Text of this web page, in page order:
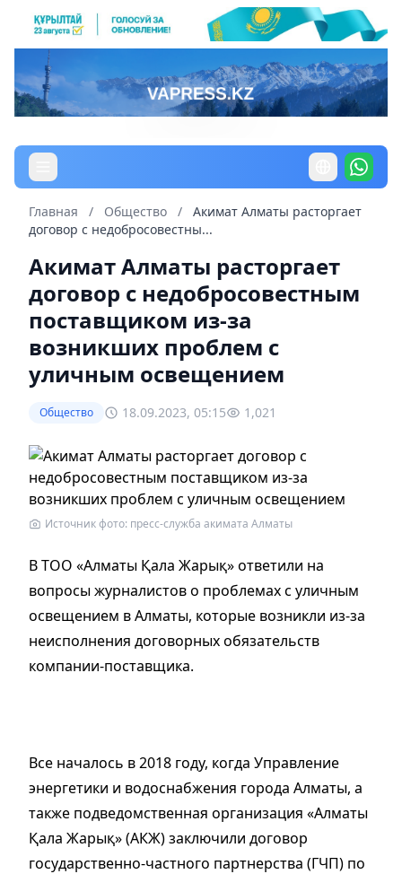
Главная / Общество /
Акимат Алматы расторгает
договор с недобросовестны...
Акимат Алматы расторгает
договор с недобросовестным
поставщиком из-за
возникших проблем с
уличным освещением
Общество 18.09.2023, 05:15 1,021
Источник фото: пресс-служба акимата Алматы
В ТОО «Алматы Қала Жарық» ответили на
вопросы журналистов о проблемах с уличным
освещением в Алматы, которые возникли из-за
неисполнения договорных обязательств
компании-поставщика.
Все началось в 2018 году, когда Управление
энергетики и водоснабжения города Алматы, а
также подведомственная организация «Алматы
Қала Жарық» (АКЖ) заключили договор
государственно-частного партнерства (ГЧП) по